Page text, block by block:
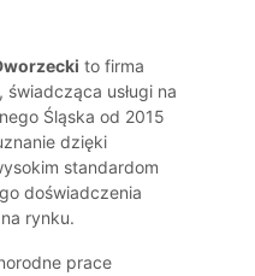
to firma
usługi na
Śląska od 2015
dzięki
standardom
doświadczenia
rynku.
prace